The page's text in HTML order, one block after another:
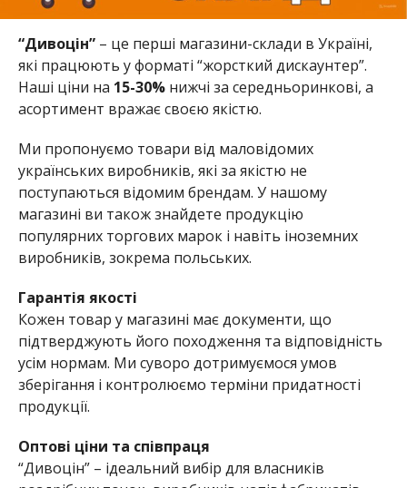
“Дивоцін”– це перші магазини-склади в Україні,
які працюють у форматі “жорсткий дискаунтер”.
Наші ціни на 15-30%нижчі за середньоринкові, а
асортимент вражає своєю якістю.
Ми пропонуємо товари від маловідомих
українських виробників, які за якістю не
поступаються відомим брендам. У нашому
магазині ви також знайдете продукцію
популярних торгових марок і навіть іноземних
виробників, зокрема польських.
Гарантія якості
Кожен товар у магазині має документи, що
підтверджують його походження та відповідність
усім нормам. Ми суворо дотримуємося умов
зберігання і контролюємо терміни придатності
продукції.
Оптові ціни та співпраця
“Дивоцін” – ідеальний вибір для власників